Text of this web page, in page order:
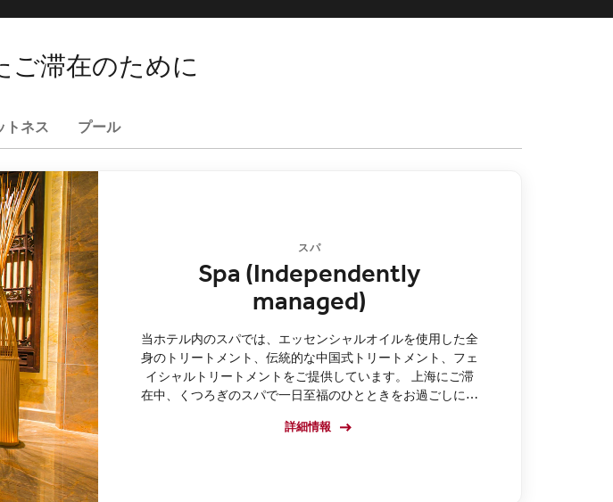
ご滞在のために
トネス プール
スパ
Spa (Independently
managed)
当ホテル内のスパでは、エッセンシャルオイルを使用した全
身のトリートメント、伝統的な中国式トリートメント、フェ
イシャルトリートメントをご提供しています。 上海にご滞
在中、くつろぎのスパで一日至福のひとときをお過ごしにな
詳細情報